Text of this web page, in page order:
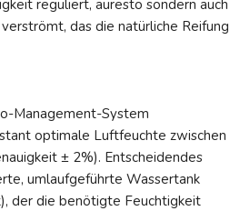
reguliert, auresto sondern auch
das die natürliche Reifung
Management-System
optimale Luftfeuchte zwischen
± 2%). Entscheidendes
umlaufgeführte Wassertank
der die benötigte Feuchtigkeit